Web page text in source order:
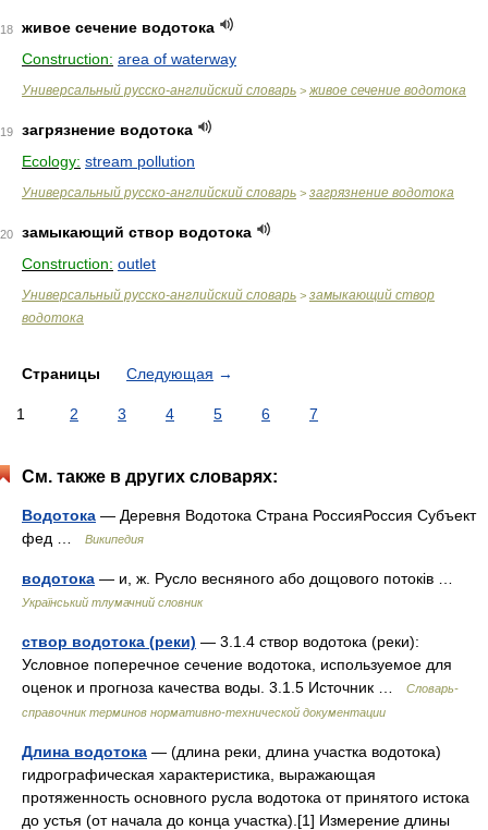
18
живое сечение водотока
Construction: area of waterway
Универсальный русско-английский словарь > живое сечение водотока
19
загрязнение водотока
Ecology: stream pollution
Универсальный русско-английский словарь > загрязнение водотока
20
замыкающий створ водотока
Construction: outlet
Универсальный русско-английский словарь > замыкающий створ
водотока
Страницы Следующая →
1 2 3 4 5 6 7
См. также в других словарях:
Водотока — Деревня Водотока Страна РоссияРоссия Субъект
фед …
Википедия
водотока — и, ж. Русло весняного або дощового потоків …
Український тлумачний словник
створ водотока (реки) — 3.1.4 створ водотока (реки):
Условное поперечное сечение водотока, используемое для
оценок и прогноза качества воды. 3.1.5 Источник …
Словарь-
справочник терминов нормативно-технической документации
Длина водотока — (длина реки, длина участка водотока)
гидрографическая характеристика, выражающая
протяженность основного русла водотока от принятого истока
до устья (от начала до конца участка).[1] Измерение длины